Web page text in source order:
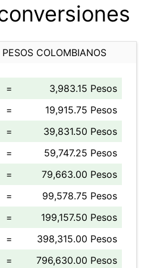
COLOMBIANOS
=
3,983.15 Pesos
=
19,915.75 Pesos
=
39,831.50 Pesos
=
59,747.25 Pesos
=
79,663.00 Pesos
=
99,578.75 Pesos
=
199,157.50 Pesos
=
398,315.00 Pesos
=
796,630.00 Pesos